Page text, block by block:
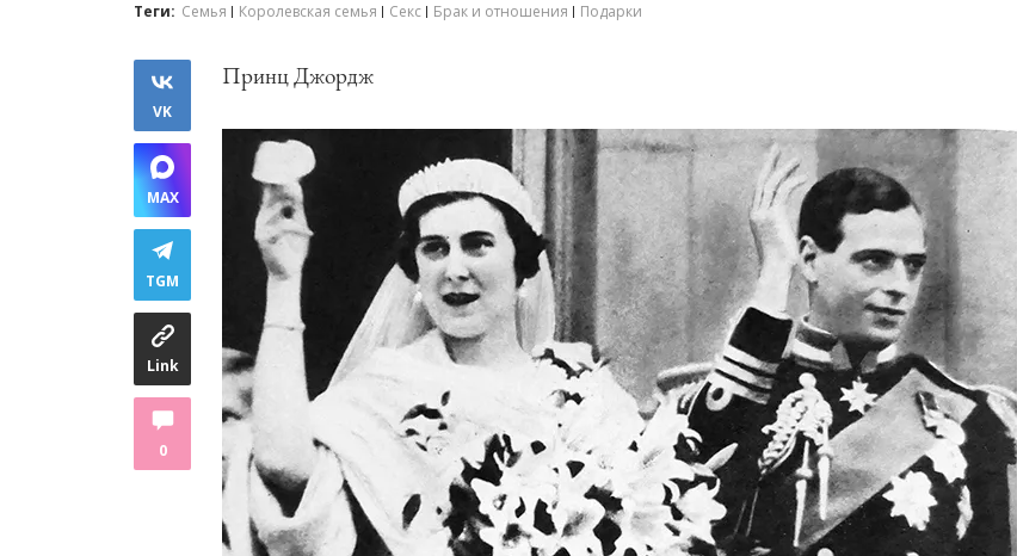
Теги: Семья Королевская семья Секс Брак и отношения Подарки
VK
MAX
TGM
Link
0
Принц Джордж